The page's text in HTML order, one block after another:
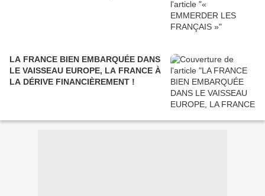
LA FRANCE BIEN EMBARQUÉE DANS
LE VAISSEAU EUROPE, LA FRANCE À
LA DÉRIVE FINANCIÈREMENT !